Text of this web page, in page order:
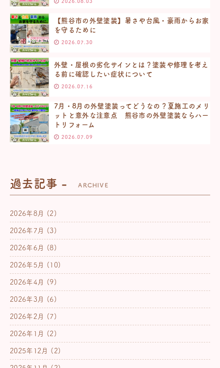
【熊谷市の外壁塗装】暑さや台風・豪雨からお家
を守るために
2026.07.30
外壁・屋根の劣化サインとは？塗装や修理を考え
る前に確認したい症状について
2026.07.16
7月・8月の外壁塗装ってどうなの？夏施工のメリ
ットと意外な注意点 熊谷市の外壁塗装ならハー
トリフォーム
2026.07.09
過去記事 - ARCHIVE
2026年8月 (2)
2026年7月 (3)
2026年6月 (8)
2026年5月 (10)
2026年4月 (9)
2026年3月 (6)
2026年2月 (7)
2026年1月 (2)
2025年12月 (2)